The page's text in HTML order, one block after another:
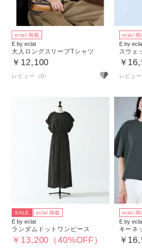
eclat 掲載
E by eclat
大人ロングスリーブTシャツ
￥12,100
eclat 掲
E by
スウェ
￥
SALE eclat 掲載
E by eclat
ランダムドットワンピース
￥13,200（40%OFF）
eclat 掲
E by
￥